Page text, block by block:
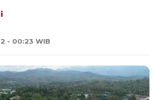
- 00:23 WIB